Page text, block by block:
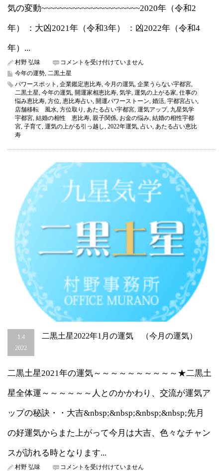
気の変動~~~~~~~~~~~~~~~~~~~~~~2020年（令和2
年） ：大凶2021年（令和3年） ：凶2022年（令和4
年）...
村野 弘味
二
黒
星
2022
年
の
運
気
運
気）
占
い
コメントを受け付けていません
今年の運勢 二黒土星
パワースポット
企業鑑定恵比寿 今月の運気 企業うらない宇都宮
二黒土星 今年の運気 開運家相恵比寿 気学 運気の上がる家 仕事の
悩み恵比寿 方位 恵比寿占い 開運パワーストーン 婚活 宇都宮占い
店舗移転 風水 方位取り あたる占い宇都宮 運気アップ, 九星気学
宇都宮 結婚の相性 恵比寿 親子関係 お金の悩み 結婚の相性宇都
宮 子育て 運気の上がる引っ越し 2022年運気 占い あたる占い恵比
寿
1.4
2022
二黒土星2022年1月の運気 （今月の運気）
二黒土星2021年の運気～～～～～～～～～～★二黒土
星全体運～～～～～～人とのかかわり、交流が運気ア
ップの秘訣・・大吉&nbsp;&nbsp;&nbsp;&nbsp;先月
の好運気からまた上がって今月は大吉、色々なチャン
スが訪れる時となります...
村野 弘味
二
コメントを受け付けていません